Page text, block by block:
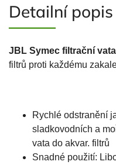
Detailní
JBL Symec filtrační
filtrů proti každému
Rychlé odstranění
sladkovodních a
vata do akvar. filtrů
Snadné použití: